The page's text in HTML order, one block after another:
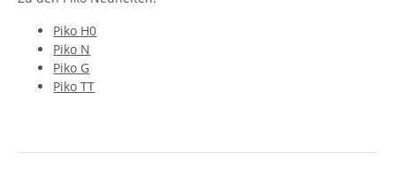
Piko H0
Piko N
Piko G
Piko TT